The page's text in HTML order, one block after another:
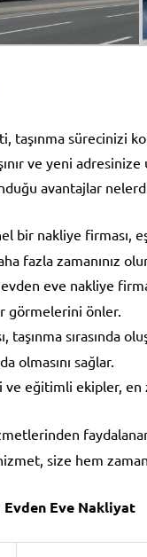
taşınma sürecinizi
ve yeni adresinize
avantajlar
bir nakliye firması,
fazla zamanınız
evden eve nakliye
görmelerini önler.
taşınma sırasında
olmasını sağlar.
ve eğitimli ekipler, en
size hem zaman
Evden Eve Nakliyat